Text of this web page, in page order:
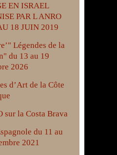
EN ISRAEL
PAR L ANRO
18 JUIN 2019
Légendes de la
du 13 au 19
2026
d’Art de la Côte
sur la Costa Brava
du 11 au
2021